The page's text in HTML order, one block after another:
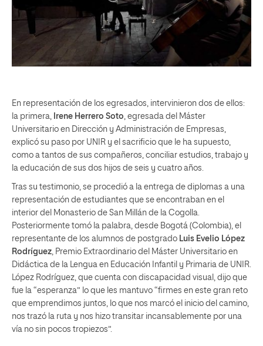
En representación de los egresados, intervinieron dos de ellos:
la primera, Irene Herrero Soto, egresada del Máster
Universitario en Dirección y Administración de Empresas,
explicó su paso por UNIR y el sacrificio que le ha supuesto,
como a tantos de sus compañeros, conciliar estudios, trabajo y
la educación de sus dos hijos de seis y cuatro años.
Tras su testimonio, se procedió a la entrega de diplomas a una
representación de estudiantes que se encontraban en el
interior del Monasterio de San Millán de la Cogolla.
Posteriormente tomó la palabra, desde Bogotá (Colombia), el
representante de los alumnos de postgrado Luis Evelio López
Rodríguez, Premio Extraordinario del Máster Universitario en
Didáctica de la Lengua en Educación Infantil y Primaria de UNIR.
López Rodríguez, que cuenta con discapacidad visual, dijo que
fue la “esperanza” lo que les mantuvo “firmes en este gran reto
que emprendimos juntos, lo que nos marcó el inicio del camino,
nos trazó la ruta y nos hizo transitar incansablemente por una
vía no sin pocos tropiezos”.